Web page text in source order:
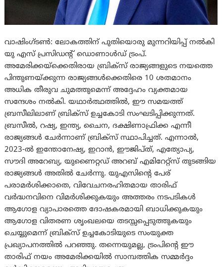
വാഷിംഗ്ടണ്‍: ലോകത്തിന് പുതിയൊരു മുന്നറിയിപ്പ് നൽകി
യു എസ് പ്രസിഡന്റ് ഡൊണാൾഡ് ട്രംപ്.
അമേരിക്കയ്‌ക്കെതിരായ ബ്രിക്‌സ് രാജ്യങ്ങളുടെ നയത്തെ
പിന്തുണയ്ക്കുന്ന രാജ്യങ്ങൾക്കെതിരെ 10 ശതമാനം
അധിക തീരുവ ചുമത്തുമെന്ന് അദ്ദേഹം വ്യക്തമായ
സന്ദേശം നൽകി. യഥാർത്ഥത്തിൽ, ഈ സമയത്ത്
ബ്രസീലിലാണ് ബ്രിക്‌സ് ഉച്ചകോടി സംഘടിപ്പിക്കുന്നത്.
ബ്രസീൽ, റഷ്യ, ഇന്ത്യ, ചൈന, ദക്ഷിണാഫ്രിക്ക എന്നീ
രാജ്യങ്ങൾ ചേർന്നാണ് ബ്രിക്‌സ് സ്ഥാപിച്ചത്. എന്നാൽ,
2023-ൽ ഇന്തോനേഷ്യ, ഇറാൻ, ഈജിപ്ത്, എത്യോപ്യ,
സൗദി അറേബ്യ, യുണൈറ്റഡ് അറബ് എമിറേറ്റ്‌സ് തുടങ്ങിയ
രാജ്യങ്ങൾ അതിൽ ചേർന്നു. യുഎസിന്റെ പേര്
പരാമർശിക്കാതെ, വിവേചനരഹിതമായ താരിഫ്
വർദ്ധനവിനെ വിമർശിക്കുകയും അത്തരം നടപടികൾ
ആഗോള വ്യാപാരത്തെ ദോഷകരമായി ബാധിക്കുകയും
ആഗോള വിതരണ ശൃംഖലയെ തടസ്സപ്പെടുത്തുകയും
ചെയ്യുമെന്ന് ബ്രിക്സ് ഉച്ചകോടിയുടെ സംയുക്ത
പ്രഖ്യാപനത്തില്‍ പറഞ്ഞു. തന്നെയുമല്ല, ട്രം‌പിന്റെ ഈ
താരിഫ് നയം അമേരിക്കയില്‍ സാമ്പത്തിക സമ്മര്‍ദ്ദം